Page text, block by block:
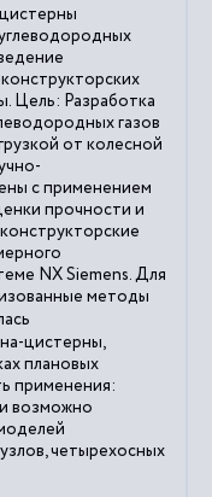
Цель: Разработка
газов
от колесной
с применением
прочности и
NX Siemens. Для
методы
цистерны,
плановых
применения:
возможно
четырехосных